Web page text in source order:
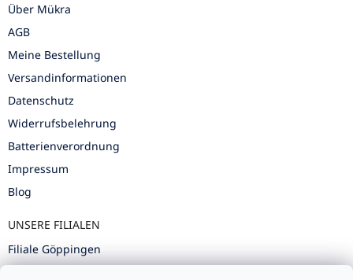
Über Mükra
AGB
Meine Bestellung
Versandinformationen
Datenschutz
Widerrufsbelehrung
Batterienverordnung
Impressum
Blog
UNSERE FILIALEN
Filiale Göppingen